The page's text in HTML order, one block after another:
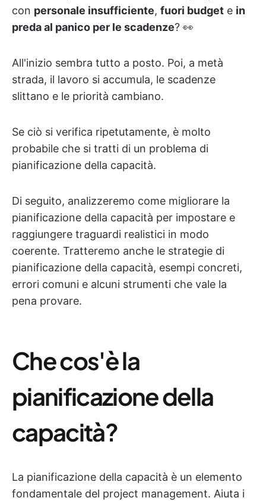
con personale insufficiente, fuori budget e in
preda al panico per le scadenze? 👀
All'inizio sembra tutto a posto. Poi, a metà
strada, il lavoro si accumula, le scadenze
slittano e le priorità cambiano.
Se ciò si verifica ripetutamente, è molto
probabile che si tratti di un problema di
pianificazione della capacità.
Di seguito, analizzeremo come migliorare la
pianificazione della capacità per impostare e
raggiungere traguardi realistici in modo
coerente. Tratteremo anche le strategie di
pianificazione della capacità, esempi concreti,
errori comuni e alcuni strumenti che vale la
pena provare.
Che cos'è la
pianificazione della
capacità?
La pianificazione della capacità è un elemento
fondamentale del project management. Aiuta i